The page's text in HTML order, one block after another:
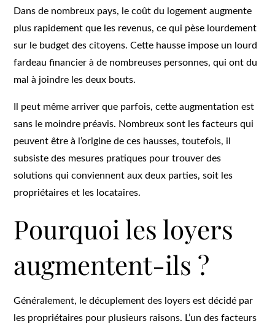
on
Dans de nombreux pays, le coût du logement augmente
plus rapidement que les revenus, ce qui pèse lourdement
sur le budget des citoyens. Cette hausse impose un lourd
fardeau financier à de nombreuses personnes, qui ont du
mal à joindre les deux bouts.
Il peut même arriver que parfois, cette augmentation est
sans le moindre préavis. Nombreux sont les facteurs qui
peuvent être à l’origine de ces hausses, toutefois, il
subsiste des mesures pratiques pour trouver des
solutions qui conviennent aux deux parties, soit les
propriétaires et les locataires.
Pourquoi les loyers
augmentent-ils ?
Généralement, le décuplement des loyers est décidé par
les propriétaires pour plusieurs raisons. L’un des facteurs